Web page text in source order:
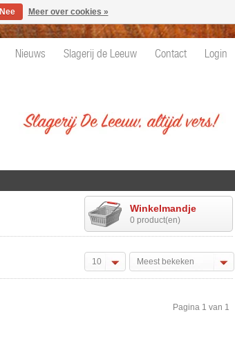
Nieuws Slagerij de Leeuw Contact Login
Winkelmandje
0 product(en)
10 Meest bekeken
Pagina 1 van 1
Nee Meer over cookies »